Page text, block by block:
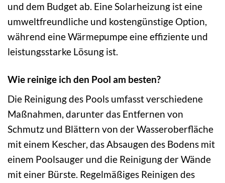
und dem Budget ab. Eine Solarheizung ist eine
umweltfreundliche und kostengünstige Option,
während eine Wärmepumpe eine effiziente und
leistungsstarke Lösung ist.
Wie reinige ich den Pool am besten?
Die Reinigung des Pools umfasst verschiedene
Maßnahmen, darunter das Entfernen von
Schmutz und Blättern von der Wasseroberfläche
mit einem Kescher, das Absaugen des Bodens mit
einem Poolsauger und die Reinigung der Wände
mit einer Bürste. Regelmäßiges Reinigen des